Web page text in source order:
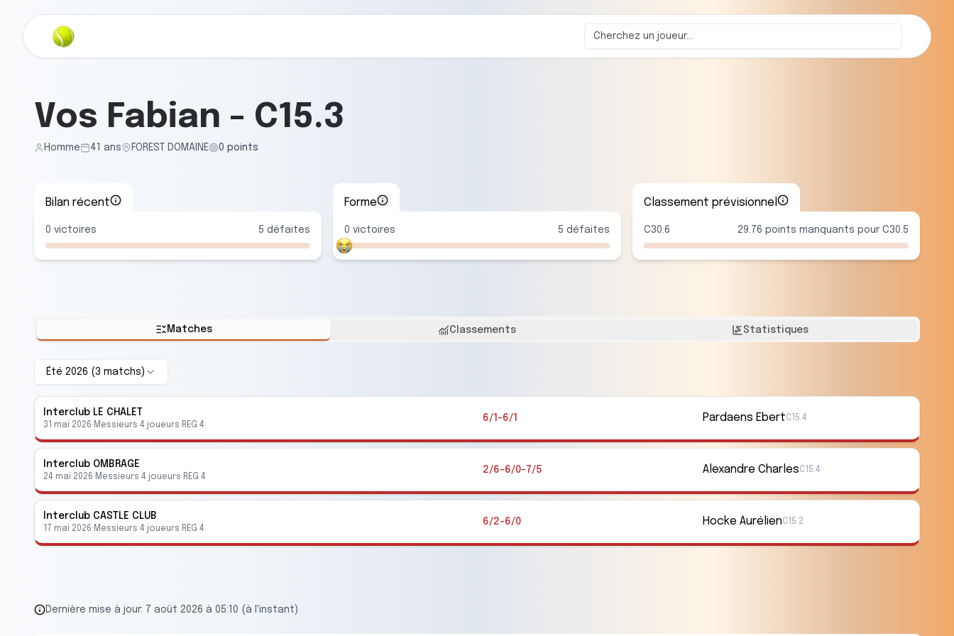
Vos Fabian - C15.3
Homme 41 ans FOREST DOMAINE 0 points
Bilan récent
0 victoires 5 défaites
Forme
0 victoires 5 défaites
Classement prévisionnel
C30.6 29.76 points manquants pour C30.5
Matches Classements Statistiques
Été 2026 (3 matchs )
Interclub LE CHALET
31 mai 2026· Messieurs 4 joueurs REG 4
6/1-6/1 Pardaens EbertC15.4
Interclub OMBRAGE
24 mai 2026· Messieurs 4 joueurs REG 4
2/6-6/0-7/5 Alexandre CharlesC15.4
Interclub CASTLE CLUB
17 mai 2026· Messieurs 4 joueurs REG 4
6/2-6/0 Hocke AurélienC15.2
Dernière mise à jour: 7 août 2026 à 05:10 (à l'instant)